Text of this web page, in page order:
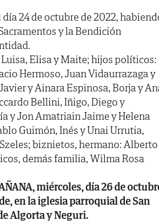
24 de octubre de 2022,
y la Bendición
Elisa y Maite; hijos políticos:
Hermoso, Juan Vidaurrazaga y
y Ainara Espinosa, Borja y
Bellini, Iñigo, Diego y
y Jon Amatriain Jaime y Helena
Guimón, Inés y Unai Urrutia,
biznietos, hermano: Alberto
demás familia, Wilma Rosa
miércoles, día 26 de
en la iglesia parroquial de San
Algorta y Neguri.